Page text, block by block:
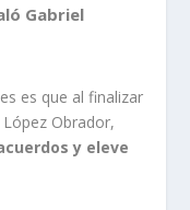
Gabriel
es que al finalizar
Obrador,
y eleve